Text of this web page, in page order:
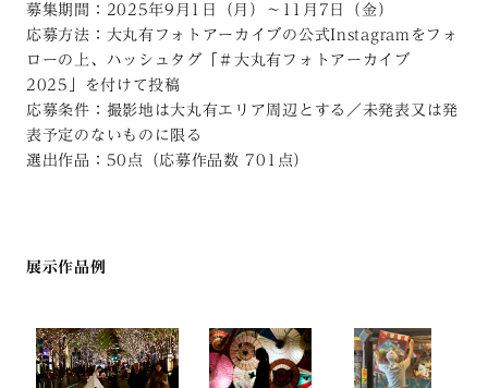
募集期間：2025年9月1日（月）～11月7日（金）
応募方法：大丸有フォトアーカイブの公式Instagramをフォ
ローの上、ハッシュタグ「＃大丸有フォトアーカイブ
2025」を付けて投稿
応募条件：撮影地は大丸有エリア周辺とする／未発表又は発
表予定のないものに限る
選出作品：50点（応募作品数 701点）
展示作品例